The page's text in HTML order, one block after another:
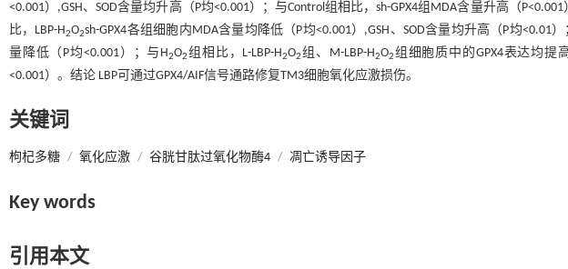
<0.001）,GSH、SOD含量均升高（P均<0.001）；与Control组相比，sh-GPX4组MDA含量升高（
比，LBP-H2O2sh-GPX4各组细胞内MDA含量均降低（P均<0.001）,GSH、SOD含量均升高（P均<0.01）
量降低（P均<0.001）；与H2O2组相比，L-LBP-H2O2组、M-LBP-H2O2组细胞质中的GPX4表达均提
<0.001）。结论 LBP可通过GPX4/AIF信号通路修复TM3细胞氧化应激损伤。
关键词
枸杞多糖 / 氧化应激 / 谷胱甘肽过氧化物酶4 / 凋亡诱导因子
Key words
引用本文